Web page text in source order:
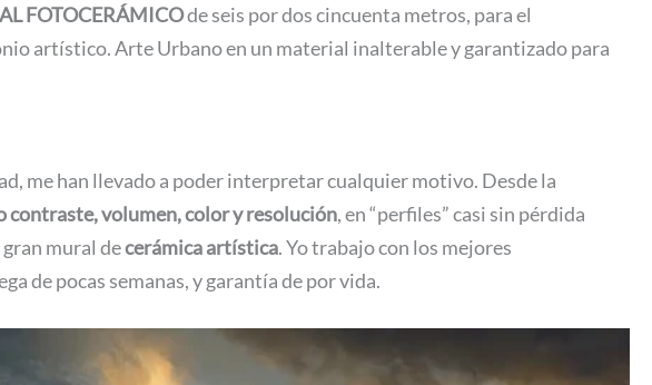
FOTOCERÁMICOde seis por dos cincuenta metros, para el
artístico. Arte Urbano en un material inalterable y garantizado para
me han llevado a poder interpretar cualquier motivo. Desde la
contraste, volumen, color y resolución, en “perfiles” casi sin pérdida
mural decerámica artística. Yo trabajo con los mejores
de pocas semanas, y garantía de por vida.